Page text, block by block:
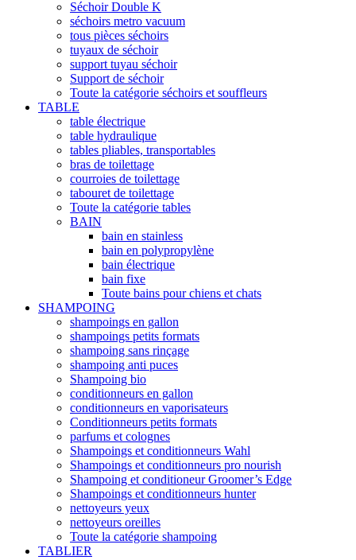
Séchoir Double K
séchoirs metro vacuum
tous pièces séchoirs
tuyaux de séchoir
support tuyau séchoir
Support de séchoir
Toute la catégorie séchoirs et souffleurs
TABLE
table électrique
table hydraulique
tables pliables, transportables
bras de toilettage
courroies de toilettage
tabouret de toilettage
Toute la catégorie tables
BAIN
bain en stainless
bain en polypropylène
bain électrique
bain fixe
Toute bains pour chiens et chats
SHAMPOING
shampoings en gallon
shampoings petits formats
shampoing sans rinçage
shampoing anti puces
Shampoing bio
conditionneurs en gallon
conditionneurs en vaporisateurs
Conditionneurs petits formats
parfums et colognes
Shampoings et conditionneurs Wahl
Shampoings et conditionneurs pro nourish
Shampoing et conditioneur Groomer’s Edge
Shampoings et conditionneurs hunter
nettoyeurs yeux
nettoyeurs oreilles
Toute la catégorie shampoing
TABLIER